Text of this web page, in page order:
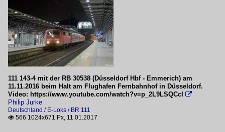
111 143-4 mit der RB 30538 (Düsseldorf Hbf - Emmerich) am
11.11.2016 beim Halt am Flughafen Fernbahnhof in Düsseldorf.
Video: https://www.youtube.com/watch?v=p_2L9LSQCcI

Philip Jurke
Deutschland / E-Loks / BR 111
 566 1024x671 Px, 11.01.2017